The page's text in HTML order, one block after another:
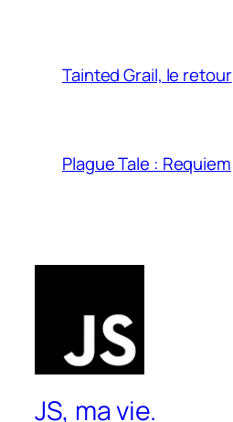
Tainted Grail, le retour
Plague Tale : Requiem
JS, ma vie.